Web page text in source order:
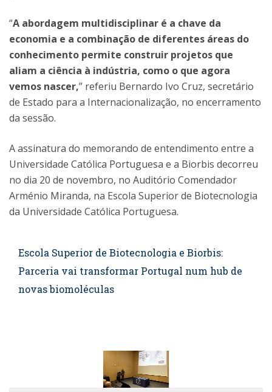
“A abordagem multidisciplinar é a chave da
economia e a combinação de diferentes áreas do
conhecimento permite construir projetos que
aliam a ciência à indústria, como o que agora
vemos nascer,” referiu Bernardo Ivo Cruz, secretário
de Estado para a Internacionalização, no encerramento
da sessão.
A assinatura do memorando de entendimento entre a
Universidade Católica Portuguesa e a Biorbis decorreu
no dia 20 de novembro, no Auditório Comendador
Arménio Miranda, na Escola Superior de Biotecnologia
da Universidade Católica Portuguesa.
Escola Superior de Biotecnologia e Biorbis:
Parceria vai transformar Portugal num hub de
novas biomoléculas